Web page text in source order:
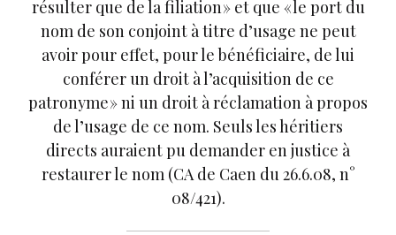
résulter que de la filiation » et que « le port du
nom de son conjoint à titre d’usage ne peut
avoir pour effet, pour le bénéficiaire, de lui
conférer un droit à l’acquisition de ce
patronyme » ni un droit à réclamation à propos
de l’usage de ce nom. Seuls les héritiers
directs auraient pu demander en justice à
restaurer le nom (CA de Caen du 26.6.08, n°
08/421).